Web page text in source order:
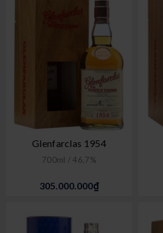
Glenfarclas 1954
700ml / 46,7%
305.000.000₫